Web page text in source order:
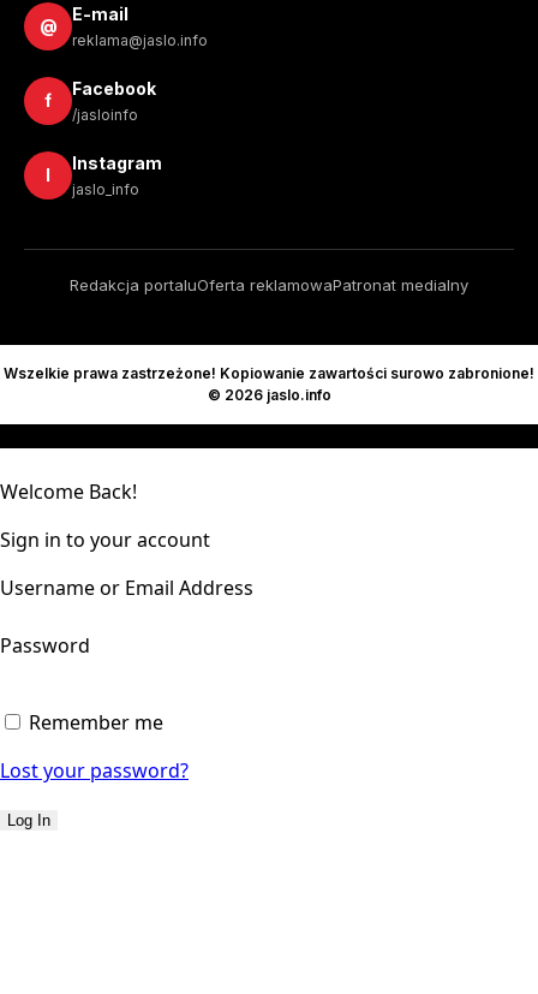
@
E-mail
reklama@jaslo.info
f
Facebook
/jasloinfo
I
Instagram
jaslo_info
Redakcja portaluOferta reklamowaPatronat medialny
Wszelkie prawa zastrzeżone! Kopiowanie zawartości surowo zabronione!
© 2026 jaslo.info
Welcome Back!
Sign in to your account
Username or Email Address
Password
Remember me
Lost your password?